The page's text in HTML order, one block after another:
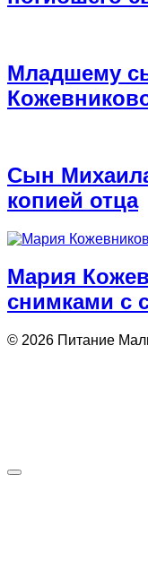
Младшему
Сын
копией отца
Мария
снимками с
© 2026 Питание